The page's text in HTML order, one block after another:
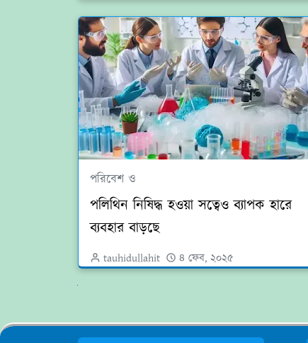
পরিবেশ ও
পলিথিন নিষিদ্ধ হওয়া সত্বেও ব্যাপক হারে
ব্যবহার বাড়ছে
tauhidullahit ৪ ফেব, ২০২৫